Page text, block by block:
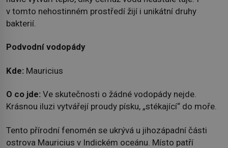
v tomto nehostinném prostředí žijí i unikátní druhy
bakterií.
Podvodní vodopády
Kde: Mauricius
O co jde: Ve skutečnosti o žádné vodopády nejde.
Krásnou iluzi vytvářejí proudy písku, „stékající“ do moře.
Tento přírodní fenomén se ukrývá u jihozápadní části
ostrova Mauricius v Indickém oceánu. Místo patří